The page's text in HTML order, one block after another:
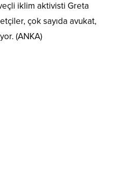
iklim aktivisti Greta
çok sayıda avukat,
(ANKA)